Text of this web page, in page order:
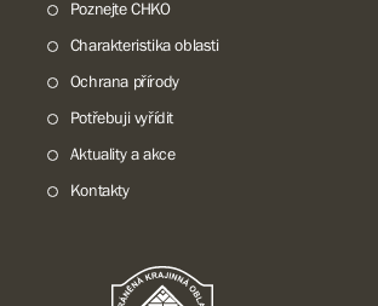
Poznejte CHKO
Charakteristika oblasti
Ochrana přírody
Potřebuji vyřídit
Aktuality a akce
Kontakty